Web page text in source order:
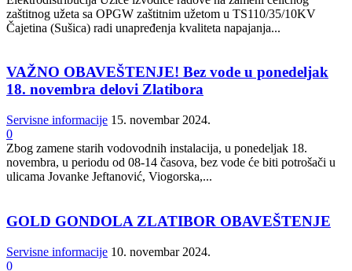
zaštitnog užeta sa OPGW zaštitnim užetom u TS110/35/10KV
Čajetina (Sušica) radi unapređenja kvaliteta napajanja...
VAŽNO OBAVEŠTENJE! Bez vode u ponedeljak
18. novembra delovi Zlatibora
Servisne informacije 15. novembar 2024.
0
Zbog zamene starih vodovodnih instalacija, u ponedeljak 18.
novembra, u periodu od 08-14 časova, bez vode će biti potrošači u
ulicama Jovanke Jeftanović, Viogorska,...
GOLD GONDOLA ZLATIBOR OBAVEŠTENJE
Servisne informacije 10. novembar 2024.
0